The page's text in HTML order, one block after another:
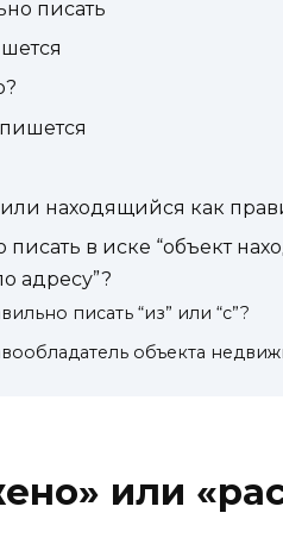
писать
находящийся как
писать в иске “объект
адресу”?
писать “из” или “с”?
объекта
или